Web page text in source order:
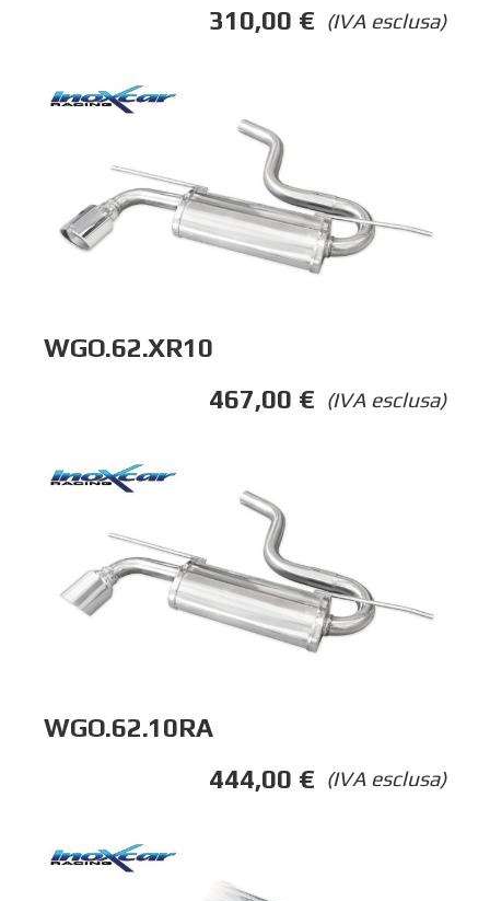
(IVA esclusa)
310,00 €
WGO.62.XR10
(IVA esclusa)
467,00 €
WGO.62.10RA
(IVA esclusa)
444,00 €